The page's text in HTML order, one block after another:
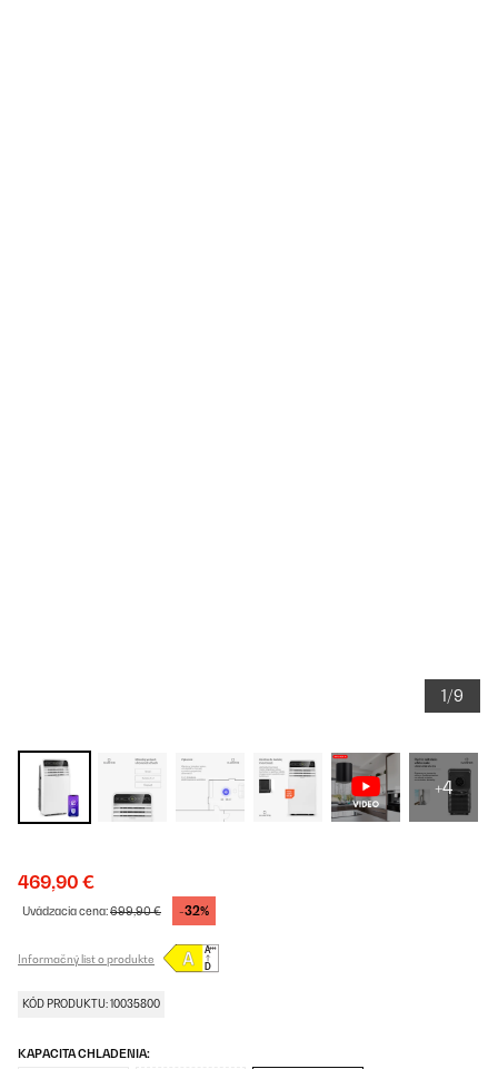
1/9
+4
469,90 €
Uvádzacia cena:699,90 € -32%
Informačný list o produkte
KÓD PRODUKTU: 10035800
KAPACITA CHLADENIA: